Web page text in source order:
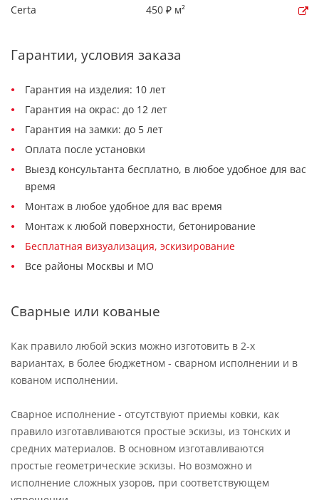
Certa
450 ₽ м²
Гарантии, условия заказа
Гарантия на изделия: 10 лет
Гарантия на окрас: до 12 лет
Гарантия на замки: до 5 лет
Оплата после установки
Выезд консультанта бесплатно, в любое удобное для вас
время
Монтаж в любое удобное для вас время
Монтаж к любой поверхности, бетонирование
Бесплатная визуализация, эскизирование
Все районы Москвы и МО
Сварные или кованые
Как правило любой эскиз можно изготовить в 2-х
вариантах, в более бюджетном - сварном исполнении и в
кованом исполнении.
Сварное исполнение - отсутствуют приемы ковки, как
правило изготавливаются простые эскизы, из тонских и
средних материалов. В основном изготавливаются
простые геометрические эскизы. Но возможно и
исполнение сложных узоров, при соответствующем